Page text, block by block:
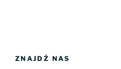
ZNAJDŹ NAS